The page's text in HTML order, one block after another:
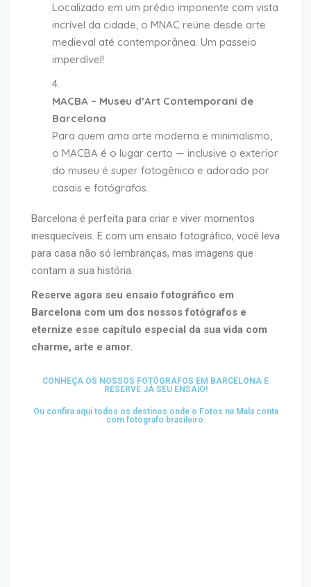
Localizado em um prédio imponente com vista
incrível da cidade, o MNAC reúne desde arte
medieval até contemporânea. Um passeio
imperdível!
MACBA – Museu d’Art Contemporani de
Barcelona
Para quem ama arte moderna e minimalismo,
o MACBA é o lugar certo — inclusive o exterior
do museu é super fotogênico e adorado por
casais e fotógrafos.
Barcelona é perfeita para criar e viver momentos
inesquecíveis. E com um ensaio fotográfico, você leva
para casa não só lembranças, mas imagens que
contam a sua história.
Reserve agora seu ensaio fotográfico em
Barcelona com um dos nossos fotógrafos e
eternize esse capítulo especial da sua vida com
charme, arte e amor.
CONHEÇA OS NOSSOS FOTÓGRAFOS EM BARCELONA E
RESERVE JÁ SEU ENSAIO!
Ou confira aqui todos os destinos onde o Fotos na Mala conta
com fotógrafo brasileiro.